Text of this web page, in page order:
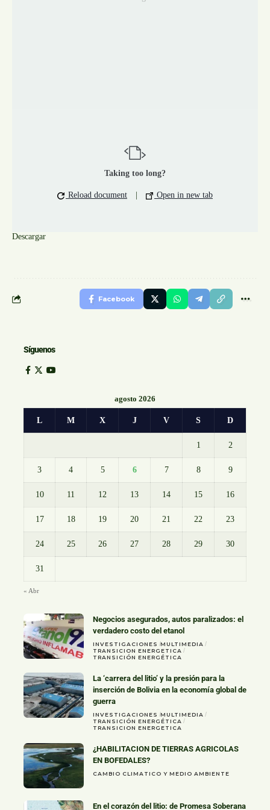
Taking too long?
Reload document Open in new tab
Descargar
Facebook
Síguenos
agosto 2026
L M X J V S D
1 2
3 4 5 6 7 8 9
10 11 12 13 14 15 16
17 18 19 20 21 22 23
24 25 26 27 28 29 30
31
« Abr
Negocios asegurados, autos paralizados: el
verdadero costo del etanol
INVESTIGACIONES
MULTIMEDIA
TRANSICION ENERGETICA
TRANSICIÓN ENERGÉTICA
La ‘carrera del litio’ y la presión para la
inserción de Bolivia en la economía global de
guerra
INVESTIGACIONES
MULTIMEDIA
TRANSICIÓN ENERGÉTICA
TRANSICION ENERGETICA
¿HABILITACION DE TIERRAS AGRICOLAS
EN BOFEDALES?
CAMBIO CLIMATICO Y MEDIO AMBIENTE
En el corazón del litio: de Promesa Soberana